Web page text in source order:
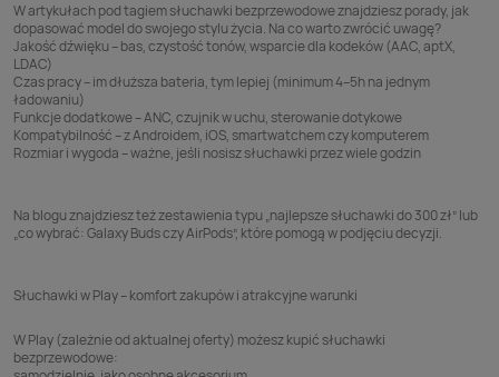
W artykułach pod tagiem słuchawki bezprzewodowe znajdziesz porady, jak
dopasować model do swojego stylu życia. Na co warto zwrócić uwagę?
Jakość dźwięku – bas, czystość tonów, wsparcie dla kodeków (AAC, aptX,
LDAC)
Czas pracy – im dłuższa bateria, tym lepiej (minimum 4–5h na jednym
ładowaniu)
Funkcje dodatkowe – ANC, czujnik w uchu, sterowanie dotykowe
Kompatybilność – z Androidem, iOS, smartwatchem czy komputerem
Rozmiar i wygoda – ważne, jeśli nosisz słuchawki przez wiele godzin
Na blogu znajdziesz też zestawienia typu „najlepsze słuchawki do 300 zł” lub
„co wybrać: Galaxy Buds czy AirPods”, które pomogą w podjęciu decyzji.
Słuchawki w Play – komfort zakupów i atrakcyjne warunki
W Play (zależnie od aktualnej oferty) możesz kupić słuchawki
bezprzewodowe: